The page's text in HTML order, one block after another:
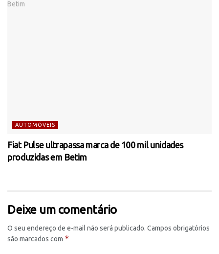
AUTOMÓVEIS
Fiat Pulse ultrapassa marca de 100 mil unidades
produzidas em Betim
Deixe um comentário
O seu endereço de e-mail não será publicado. Campos obrigatórios
são marcados com *